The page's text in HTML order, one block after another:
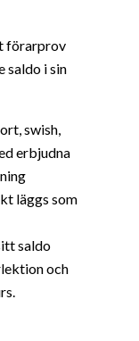
förarprov
saldo i sin
swish,
erbjudna
läggs som
saldo
och